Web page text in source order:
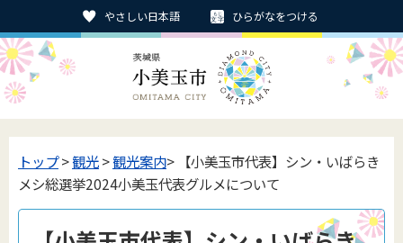
やさしい日本語 ひらがなをつける
トップ>観光>観光案内> 【小美玉市代表】シン・いばらき
メシ総選挙2024小美玉代表グルメについて